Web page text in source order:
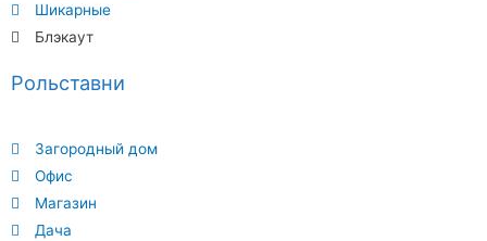
Рольставни
Загородный дом
Офис
Магазин
Дача
Шикарные
Блэкаут